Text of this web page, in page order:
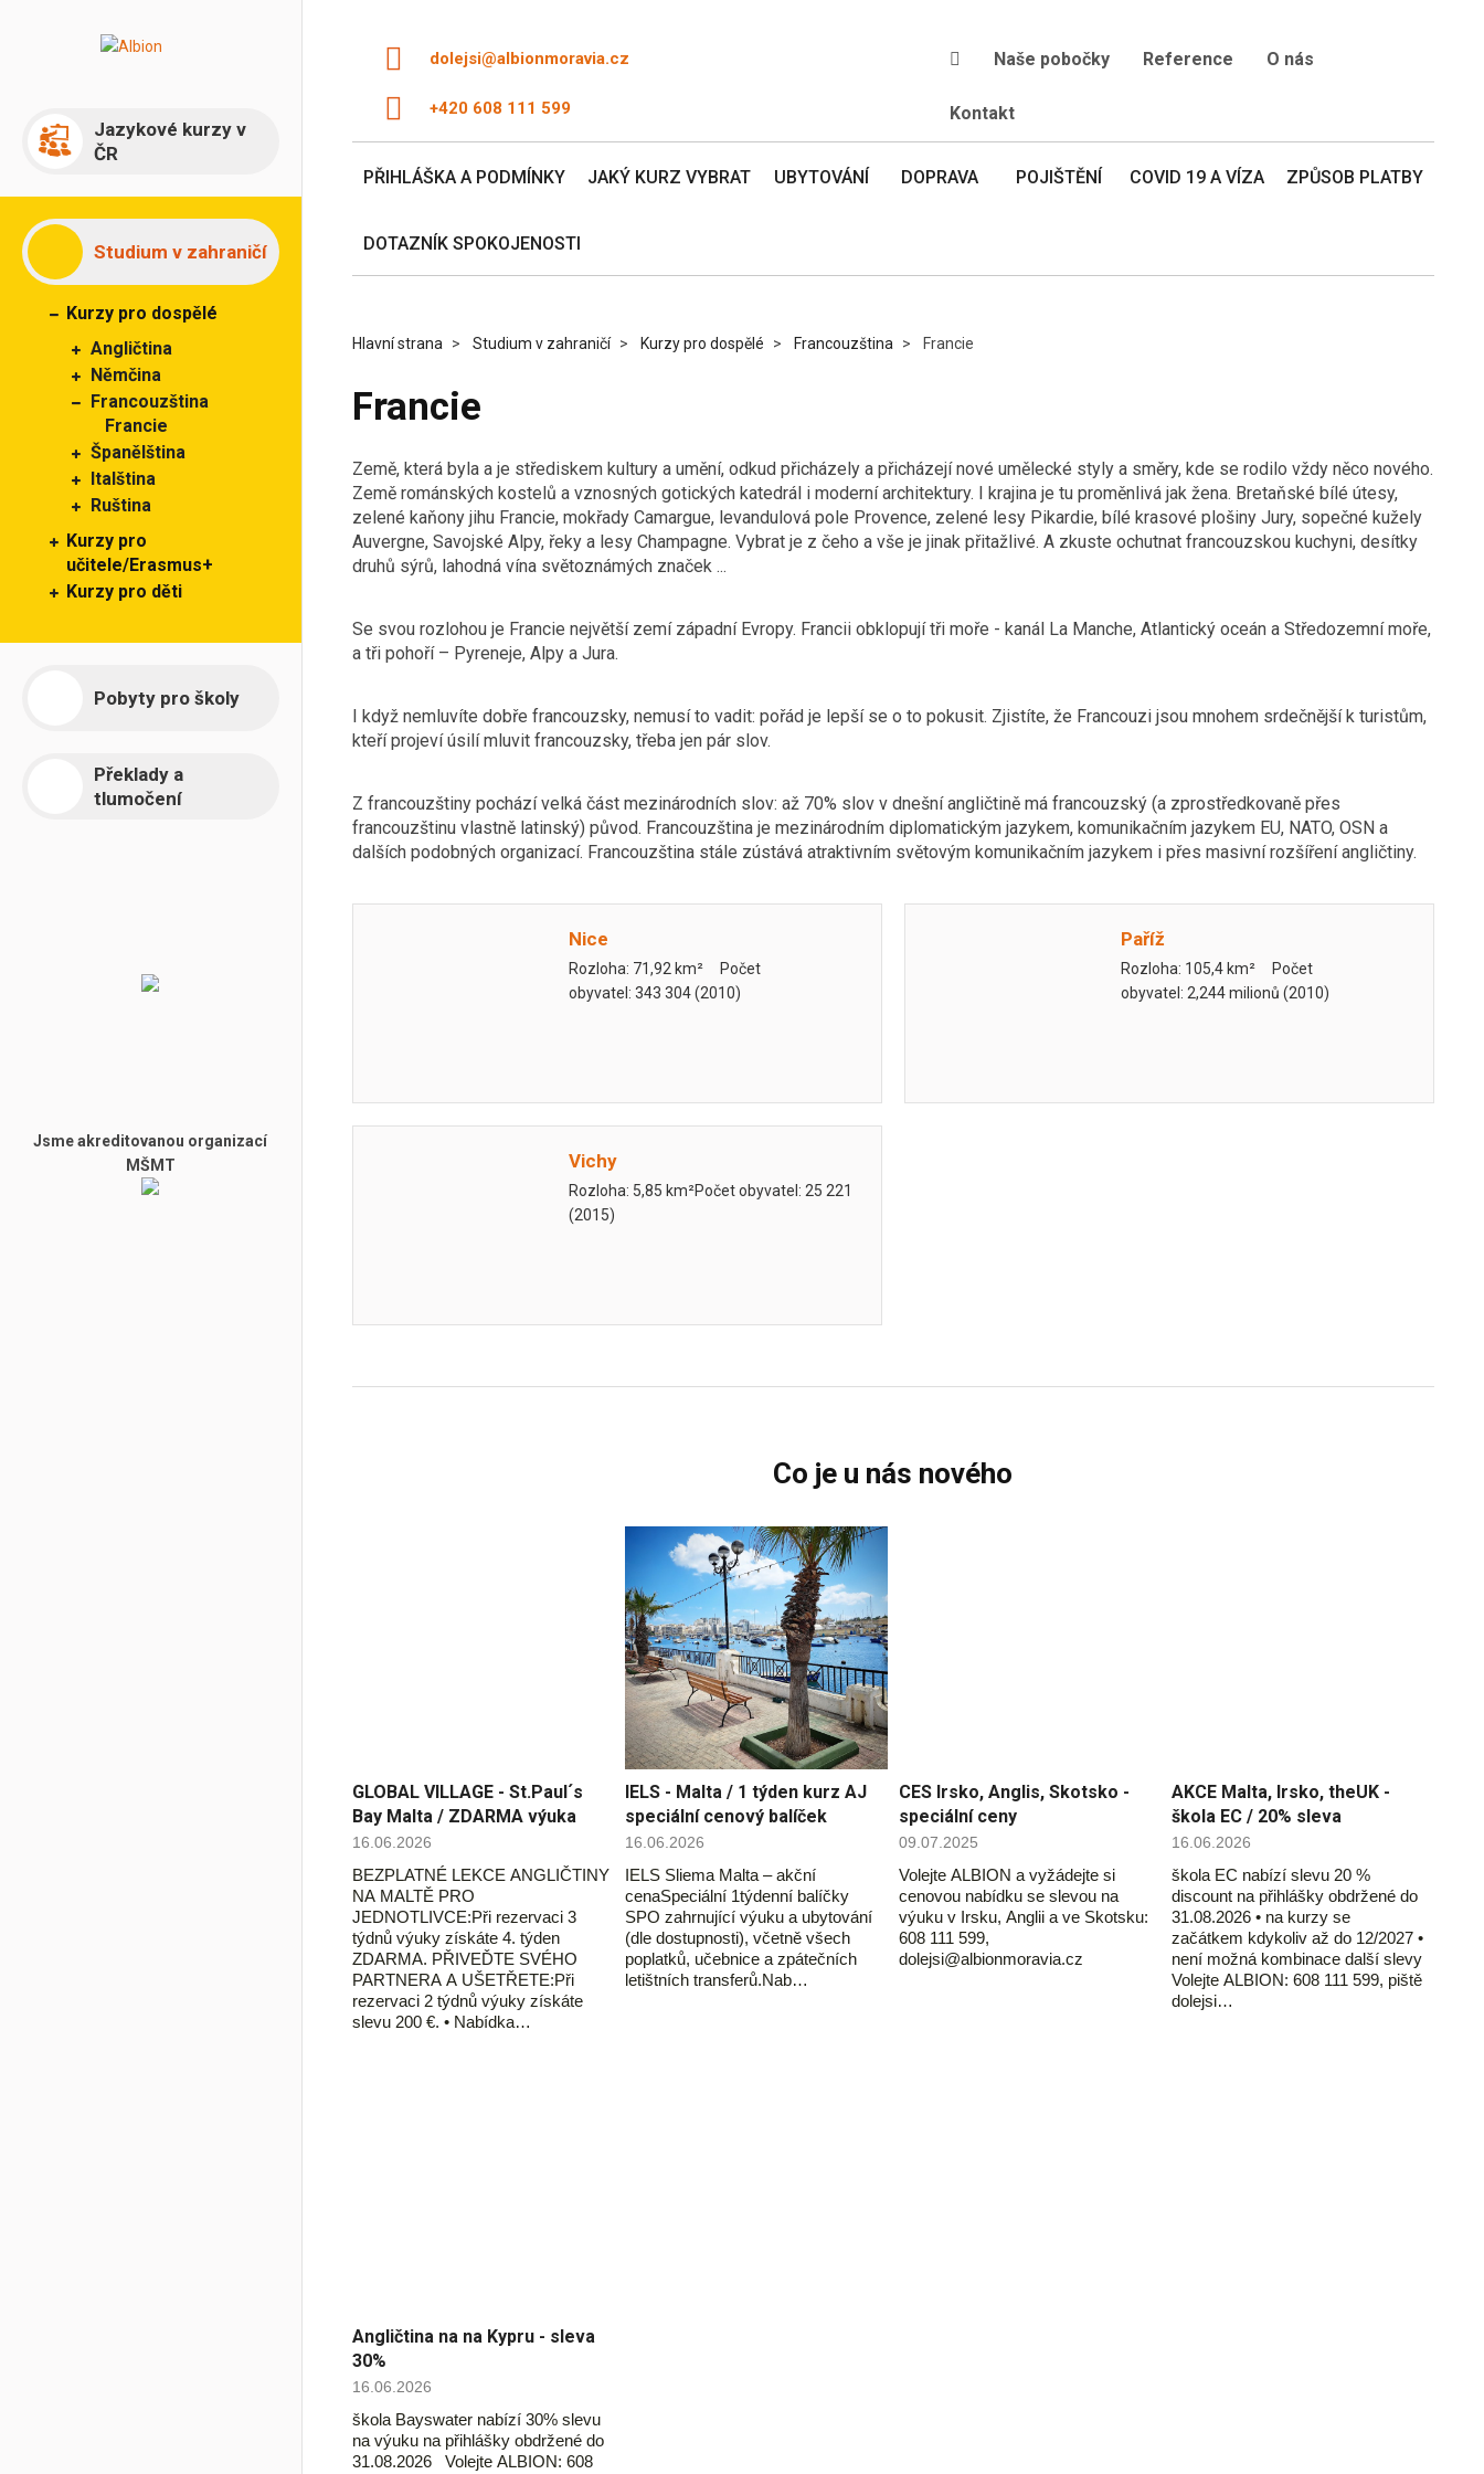
Jazykové kurzy v
ČR
Studium v zahraničí
Kurzy pro dospělé
Angličtina
Němčina
Francouzština
Francie
Španělština
Italština
Ruština
Kurzy pro
učitele/Erasmus+
Kurzy pro děti
Pobyty pro školy
Překlady a
tlumočení
Jsme akreditovanou organizací
MŠMT
dolejsi@albionmoravia.cz
+420 608 111 599
Naše pobočky Reference O nás
Kontakt
PŘIHLÁŠKA A PODMÍNKY JAKÝ KURZ VYBRAT UBYTOVÁNÍ DOPRAVA POJIŠTĚNÍ COVID 19 A VÍZA ZPŮSOB PLATBY
DOTAZNÍK SPOKOJENOSTI
Hlavní strana Studium v zahraničí Kurzy pro dospělé Francouzština Francie
Francie
Země, která byla a je střediskem kultury a umění, odkud přicházely a přicházejí nové umělecké styly a směry, kde se rodilo vždy něco nového.
Země románských kostelů a vznosných gotických katedrál i moderní architektury. I krajina je tu proměnlivá jak žena. Bretaňské bílé útesy,
zelené kaňony jihu Francie, mokřady Camargue, levandulová pole Provence, zelené lesy Pikardie, bílé krasové plošiny Jury, sopečné kužely
Auvergne, Savojské Alpy, řeky a lesy Champagne. Vybrat je z čeho a vše je jinak přitažlivé. A zkuste ochutnat francouzskou kuchyni, desítky
druhů sýrů, lahodná vína světoznámých značek ...
Se svou rozlohou je Francie největší zemí západní Evropy. Francii obklopují tři moře - kanál La Manche, Atlantický oceán a Středozemní moře,
a tři pohoří – Pyreneje, Alpy a Jura.
I když nemluvíte dobře francouzsky, nemusí to vadit: pořád je lepší se o to pokusit. Zjistíte, že Francouzi jsou mnohem srdečnější k turistům,
kteří projeví úsilí mluvit francouzsky, třeba jen pár slov.
Z francouzštiny pochází velká část mezinárodních slov: až 70% slov v dnešní angličtině má francouzský (a zprostředkovaně přes
francouzštinu vlastně latinský) původ. Francouzština je mezinárodním diplomatickým jazykem, komunikačním jazykem EU, NATO, OSN a
dalších podobných organizací. Francouzština stále zústává atraktivním světovým komunikačním jazykem i přes masivní rozšíření angličtiny.
Nice
Rozloha: 71,92 km² Počet
obyvatel: 343 304 (2010)
Paříž
Rozloha: 105,4 km² Počet
obyvatel: 2,244 milionů (2010)
Vichy
Rozloha: 5,85 km²Počet obyvatel: 25 221
(2015)
Co je u nás nového
GLOBAL VILLAGE - St.Paul´s
Bay Malta / ZDARMA výuka
16.06.2026
BEZPLATNÉ LEKCE ANGLIČTINY
NA MALTĚ PRO
JEDNOTLIVCE:Při rezervaci 3
týdnů výuky získáte 4. týden
ZDARMA. PŘIVEĎTE SVÉHO
PARTNERA A UŠETŘETE:Při
rezervaci 2 týdnů výuky získáte
slevu 200 €. • Nabídka…
IELS - Malta / 1 týden kurz AJ
speciální cenový balíček
16.06.2026
IELS Sliema Malta – akční
cenaSpeciální 1týdenní balíčky
SPO zahrnující výuku a ubytování
(dle dostupnosti), včetně všech
poplatků, učebnice a zpátečních
letištních transferů.Nab…
CES Irsko, Anglis, Skotsko -
speciální ceny
09.07.2025
Volejte ALBION a vyžádejte si
cenovou nabídku se slevou na
výuku v Irsku, Anglii a ve Skotsku:
608 111 599,
dolejsi@albionmoravia.cz
AKCE Malta, Irsko, theUK -
škola EC / 20% sleva
16.06.2026
škola EC nabízí slevu 20 %
discount na přihlášky obdržené do
31.08.2026 • na kurzy se
začátkem kdykoliv až do 12/2027 •
není možná kombinace další slevy
Volejte ALBION: 608 111 599, piště
dolejsi…
Angličtina na na Kypru - sleva
30%
16.06.2026
škola Bayswater nabízí 30% slevu
na výuku na přihlášky obdržené do
31.08.2026 Volejte ALBION: 608